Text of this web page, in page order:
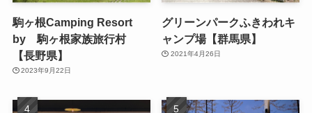
駒ヶ根Camping Resort
by 駒ヶ根家族旅行村
【長野県】
2023年9月22日
グリーンパークふきわれキ
ャンプ場【群馬県】
2021年4月26日